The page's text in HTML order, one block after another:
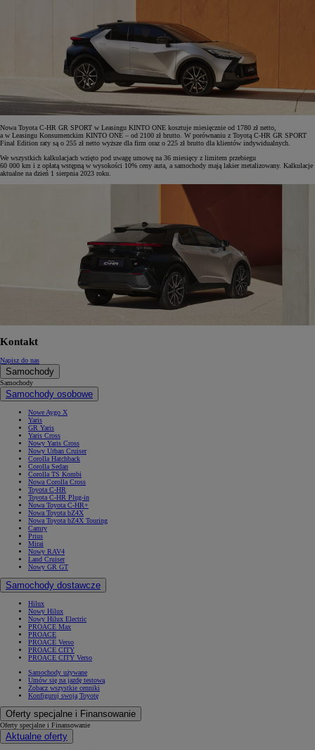
Nowa Toyota C-HR GR SPORT w Leasingu KINTO ONE kosztuje miesięcznie od 1780 zł netto,
a w Leasingu Konsumenckim KINTO ONE – od 2100 zł brutto. W porównaniu z Toyotą C-HR GR SPORT
Final Edition raty są o 255 zł netto wyższe dla firm oraz o 225 zł brutto dla klientów indywidualnych.
We wszystkich kalkulacjach wzięto pod uwagę umowę na 36 miesięcy z limitem przebiegu
60 000 km i z opłatą wstępną w wysokości 10% ceny auta, a samochody mają lakier metalizowany. Kalkulacje
aktualne na dzień 1 sierpnia 2023 roku.
Kontakt
Napisz do nas
Samochody
Samochody
Samochody osobowe
Nowe Aygo X
Yaris
GR Yaris
Yaris Cross
Nowy Yaris Cross
Nowy Urban Cruiser
Corolla Hatchback
Corolla Sedan
Corolla TS Kombi
Nowa Corolla Cross
Toyota C-HR
Toyota C-HR Plug-in
Nowa Toyota C-HR+
Nowa Toyota bZ4X
Nowa Toyota bZ4X Touring
Camry
Prius
Mirai
Nowy RAV4
Land Cruiser
Nowy GR GT
Samochody dostawcze
Hilux
Nowy Hilux
Nowy Hilux Electric
PROACE Max
PROACE
PROACE Verso
PROACE CITY
PROACE CITY Verso
Samochody używane
Umów się na jazdę testową
Zobacz wszystkie cenniki
Konfiguruj swoją Toyotę
Oferty specjalne i Finansowanie
Oferty specjalne i Finansowanie
Aktualne oferty